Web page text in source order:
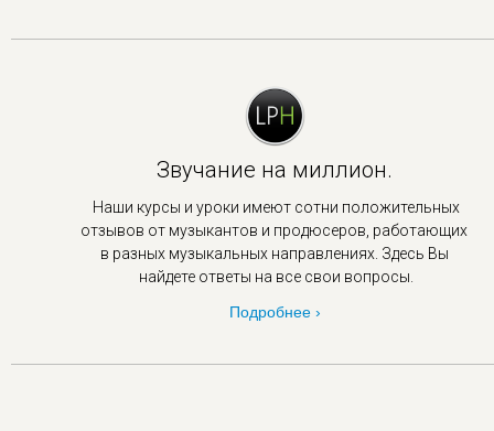
Подробнее ›
Звучание на миллион.
Наши курсы и уроки имеют сотни положительных
отзывов от музыкантов и продюсеров, работающих
в разных музыкальных направлениях. Здесь Вы
найдете ответы на все свои вопросы.